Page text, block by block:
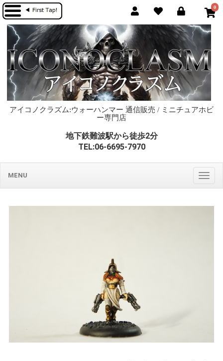
0
アイコノクラズム:ウォーハンマー 通信販売 / ミニチュアホビ
ー専門店
地下鉄難波駅から徒歩2分
TEL:06-6695-7970
MENU